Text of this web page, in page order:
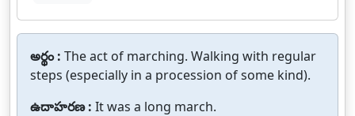
అర్థం : The act of marching. Walking with regular
steps (especially in a procession of some kind).
ఉదాహరణ : It was a long march.